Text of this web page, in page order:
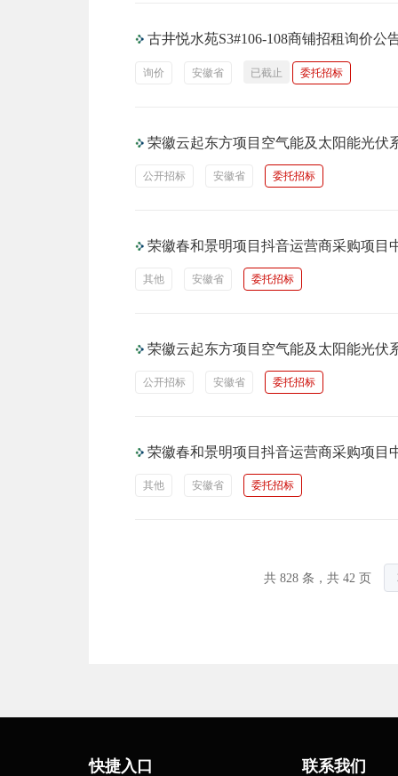
古井悦水苑S3#106-108商铺招租询价公
询价 安徽省 已截止 委托招标
荣徽云起东方项目空气能及太阳能光伏
公开招标 安徽省 委托招标
荣徽春和景明项目抖音运营商采购项目
其他 安徽省 委托招标
荣徽云起东方项目空气能及太阳能光伏
公开招标 安徽省 委托招标
荣徽春和景明项目抖音运营商采购项目
其他 安徽省 委托招标
共 828 条，共 42 页
快捷入口 联系我们